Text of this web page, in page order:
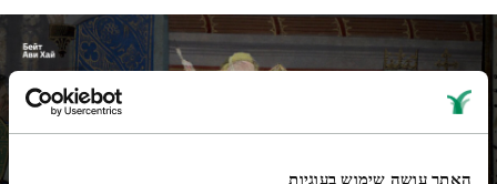
האתר עושה שימוש בעוגיות